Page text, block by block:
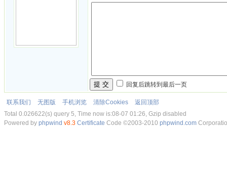
提 交 回复后跳转到最后一页
联系我们 无图版 手机浏览 清除Cookies
返回顶部
Total 0.026622(s) query 5, Time now is:08-07 01:26, Gzip disabled
Powered by phpwind v8.3 Certificate Code ©2003-2010 phpwind.com